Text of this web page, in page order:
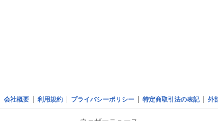
会社概要 利用規約 プライバシーポリシー 特定商取引法の表記 外